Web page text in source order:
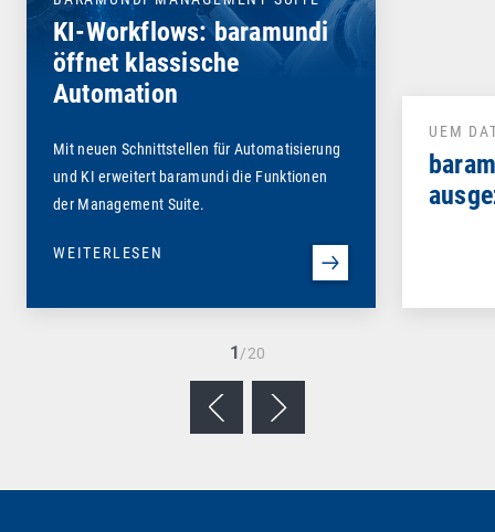
KI-Workflows: baramundi
öffnet klassische
Automation
Mit neuen Schnittstellen für Automatisierung
und KI erweitert baramundi die Funktionen
der Management Suite.
WEITERLESEN
UEM
1 /20